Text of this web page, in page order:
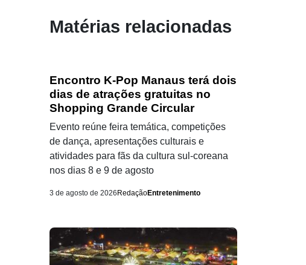
Matérias relacionadas
Encontro K-Pop Manaus terá dois
dias de atrações gratuitas no
Shopping Grande Circular
Evento reúne feira temática, competições
de dança, apresentações culturais e
atividades para fãs da cultura sul-coreana
nos dias 8 e 9 de agosto
3 de agosto de 2026 RedaçãoEntretenimento